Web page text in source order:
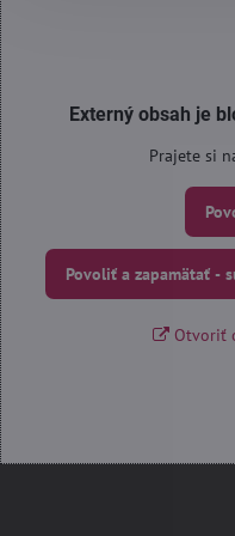
Externý obsah je
Prajete si
Povoliť a zapamätať -
Otvoriť